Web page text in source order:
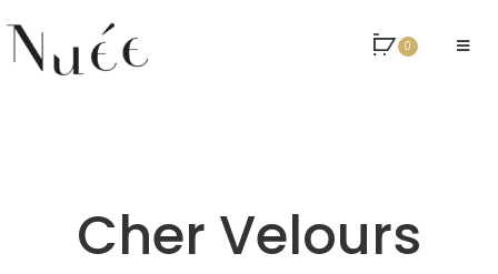
0
Cher Velours